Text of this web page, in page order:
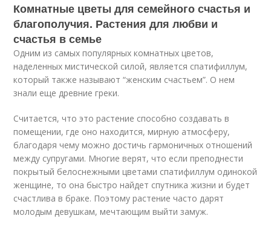
Комнатные цветы для семейного счастья и
благополучия. Растения для любви и
счастья в семье
Одним из самых популярных комнатных цветов,
наделенных мистической силой, является спатифиллум,
который также называют “женским счастьем”. О нем
знали еще древние греки.
Считается, что это растение способно создавать в
помещении, где оно находится, мирную атмосферу,
благодаря чему можно достичь гармоничных отношений
между супругами. Многие верят, что если преподнести
покрытый белоснежными цветами спатифиллум одинокой
женщине, то она быстро найдет спутника жизни и будет
счастлива в браке. Поэтому растение часто дарят
молодым девушкам, мечтающим выйти замуж.